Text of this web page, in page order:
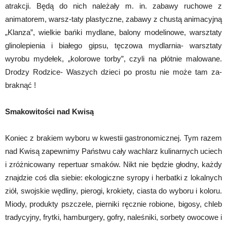
atrakcji. Będą do nich należały m. in. zabawy ruchowe z
animatorem, warsz-taty plastyczne, zabawy z chustą animacyjną
„Klanza”, wielkie bańki mydlane, balony modelinowe, warsztaty
glinolepienia i białego gipsu, tęczowa mydlarnia- warsztaty
wyrobu mydełek, „kolorowe torby”, czyli na płótnie malowane.
Drodzy Rodzice- Waszych dzieci po prostu nie może tam za-
braknąć !
Smakowitości nad Kwisą
Koniec z brakiem wyboru w kwestii gastronomicznej. Tym razem
nad Kwisą zapewnimy Państwu cały wachlarz kulinarnych uciech
i zróżnicowany repertuar smaków. Nikt nie będzie głodny, każdy
znajdzie coś dla siebie: ekologiczne syropy i herbatki z lokalnych
ziół, swojskie wędliny, pierogi, krokiety, ciasta do wyboru i koloru.
Miody, produkty pszczele, pierniki ręcznie robione, bigosy, chleb
tradycyjny, frytki, hamburgery, gofry, naleśniki, sorbety owocowe i